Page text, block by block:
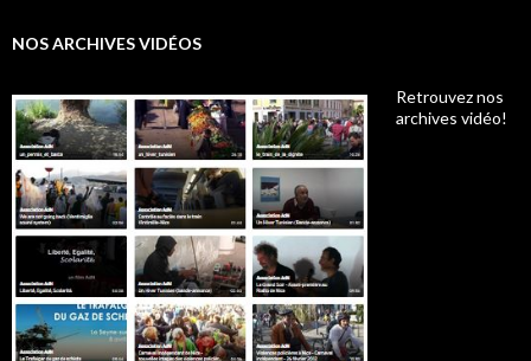
NOS ARCHIVES VIDÉOS
Retrouvez nos
archives vidéo!